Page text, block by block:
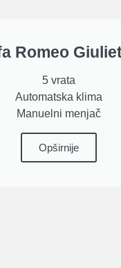
Romeo
5 vrata
Automatska klima
Manuelni menjač
Opširnije